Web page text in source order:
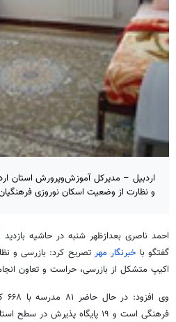
اردبیل – مدیرکل آموزش‌وپرورش استان
و نظارت از وضعیت اسکان نوروزی
احمد ناصری بعدازظهر شنبه در حاشیه
گفتگو با خبرنگار مهر تصریح کرد: بازرسی و
اکیپ متشکل از بازرسی، حراست و تعاون
فرهنگی است و ۱۹ پایگاه پذیرش در سطح استان فعالیت دارند.